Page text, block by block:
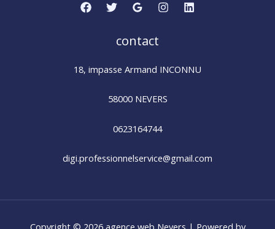
contact
18, impasse Armand INCONNU
58000 NEVERS
0623164744
digi.professionnelservice@gmail.com
Copyright © 2026 agence web Nevers | Powered by